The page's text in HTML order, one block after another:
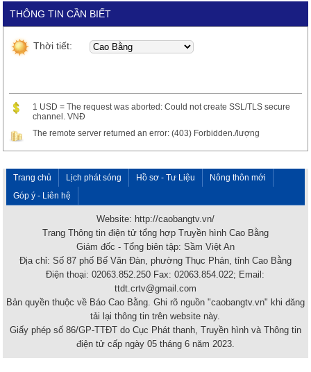
THÔNG TIN CẦN BIẾT
Thời tiết:
1 USD = The request was aborted: Could not create SSL/TLS secure
channel. VNĐ
The remote server returned an error: (403) Forbidden./lượng
Trang chủ Lịch phát sóng Hồ sơ - Tư Liệu
Nông thôn mới
Góp ý - Liên hệ
Website: http://caobangtv.vn/
Trang Thông tin điện tử tổng hợp Truyền hình Cao Bằng
Giám đốc - Tổng biên tập: Sầm Việt An
Địa chỉ: Số 87 phố Bế Văn Đàn, phường Thục Phán, tỉnh Cao Bằng
Điện thoại: 02063.852.250 Fax: 02063.854.022; Email:
ttdt.crtv@gmail.com
Bản quyền thuộc về Báo Cao Bằng. Ghi rõ nguồn "caobangtv.vn" khi đăng
tải lại thông tin trên website này.
Giấy phép số 86/GP-TTĐT do Cục Phát thanh, Truyền hình và Thông tin
điện tử cấp ngày 05 tháng 6 năm 2023.